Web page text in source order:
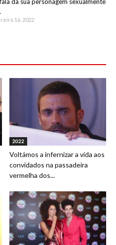
da sua personagem sexualmente
16, 2022
2022
Voltámos a infernizar a vida aos
convidados na passadeira
vermelha dos...